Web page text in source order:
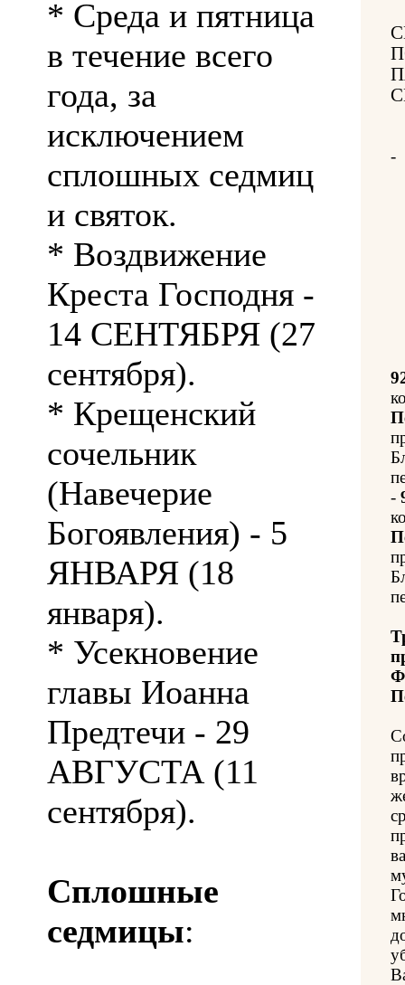
* Среда и пятница
в течение всего
года, за
исключением
сплошных седмиц
и святок.
* Воздвижение
Креста Господня -
14 СЕНТЯБРЯ (27
сентября).
* Крещенский
сочельник
(Навечерие
Богоявления) - 5
ЯНВАРЯ (18
января).
* Усекновение
главы Иоанна
Предтечи - 29
АВГУСТА (11
сентября).
Сплошные
седмицы:
-
-